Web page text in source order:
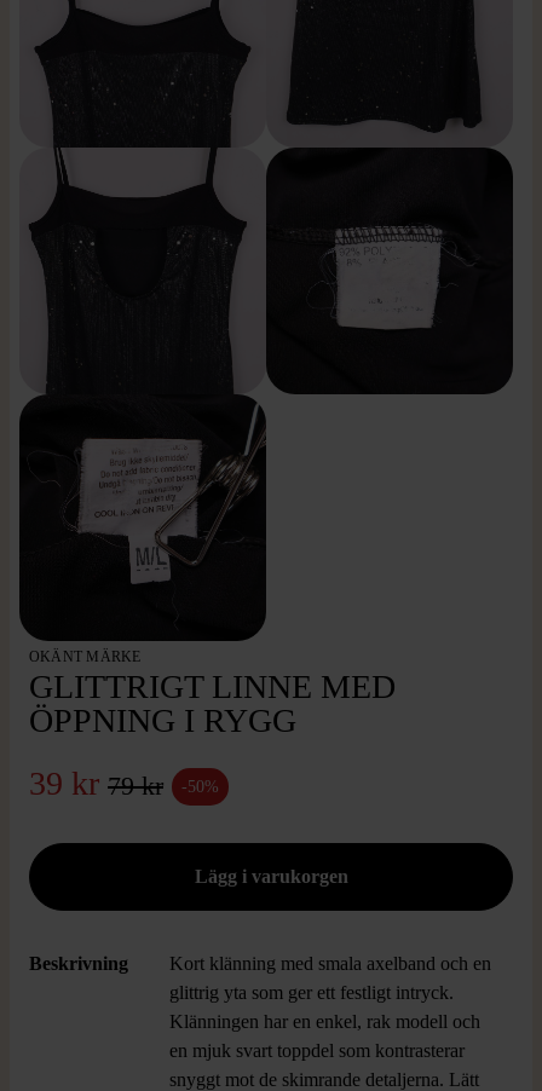
OKÄNT MÄRKE
GLITTRIGT LINNE MED
ÖPPNING I RYGG
39 kr 79 kr -50%
Beskrivning
Kort klänning med smala axelband och en
glittrig yta som ger ett festligt intryck.
Klänningen har en enkel, rak modell och
en mjuk svart toppdel som kontrasterar
snyggt mot de skimrande detaljerna. Lätt